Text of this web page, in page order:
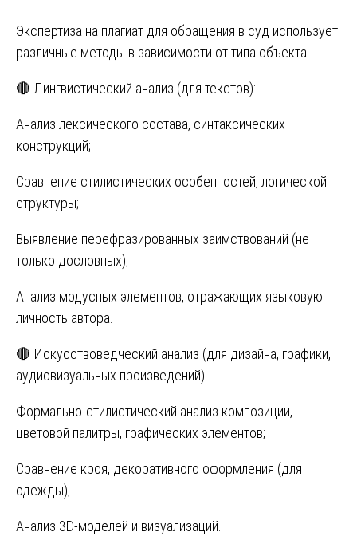
Экспертиза на плагиат для обращения в суд использует
различные методы в зависимости от типа объекта:
🔴 Лингвистический анализ (для текстов):
Анализ лексического состава, синтаксических
конструкций;
Сравнение стилистических особенностей, логической
структуры;
Выявление перефразированных заимствований (не
только дословных);
Анализ модусных элементов, отражающих языковую
личность автора.
🔴 Искусствоведческий анализ (для дизайна, графики,
аудиовизуальных произведений):
Формально-стилистический анализ композиции,
цветовой палитры, графических элементов;
Сравнение кроя, декоративного оформления (для
одежды);
Анализ 3D-моделей и визуализаций.